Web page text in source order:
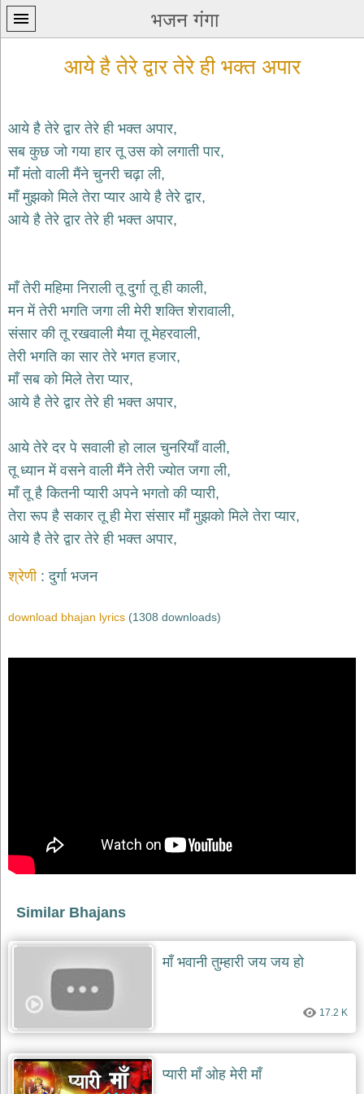
भजन गंगा
प्रथम
पन्ना
कृष्ण
शिव
भजन
bhajans
हनुमान
भजन
hanuman
bhajans
भजन
bhajans
जैन
भजन
jain
bhajans
दुर्गा
bhajans
भजन
विविध
भजन
भजन
बाबा
बालक
नाथ
भजन
baba
balak
nath
आये है तेरे द्वार तेरे ही भक्त अपार
आये है तेरे द्वार तेरे ही भक्त अपार,
सब कुछ जो गया हार तू उस को लगाती पार,
माँ मंतो वाली मैंने चुनरी चढ़ा ली,
माँ मुझको मिले तेरा प्यार आये है तेरे द्वार,
आये है तेरे द्वार तेरे ही भक्त अपार,
माँ तेरी महिमा निराली तू दुर्गा तू ही काली,
मन में तेरी भगति जगा ली मेरी शक्ति शेरावाली,
संसार की तू रखवाली मैया तू मेहरवाली,
तेरी भगति का सार तेरे भगत हजार,
माँ सब को मिले तेरा प्यार,
आये है तेरे द्वार तेरे ही भक्त अपार,
आये तेरे दर पे सवाली हो लाल चुनरियाँ वाली,
तू ध्यान में वसने वाली मैंने तेरी ज्योत जगा ली,
माँ तू है कितनी प्यारी अपने भगतो की प्यारी,
तेरा रूप है सकार तू ही मेरा संसार माँ मुझको मिले तेरा प्यार,
आये है तेरे द्वार तेरे ही भक्त अपार,
श्रेणी दुर्गा भजन
download bhajan lyrics (1308 downloads)
Similar Bhajans
माँ भवानी तुम्हारी जय जय हो
17.2 K
प्यारी माँ ओह मेरी माँ